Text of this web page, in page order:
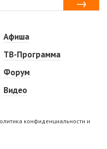
Афиша
ТВ-Программа
Форум
Видео
конфиденциальности и